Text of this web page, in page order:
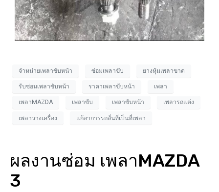
จำหน่ายเพลาขับหน้า ซ่อมเพลาขับ ยางหุ้มเพลาขาด
รับซ่อมเพลาขับหน้า ราคาเพลาขับหน้า เพลา
เพลาMAZDA เพลาขับ เพลาขับหน้า เพลารถแต่ง
เพลาวางเครื่อง แก้อาการรถสั่นที่เป็นที่เพลา
ผลงานซ่อม เพลาMAZDA
3